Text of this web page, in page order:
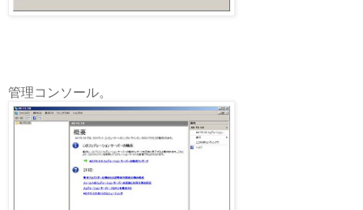
管理コンソール。